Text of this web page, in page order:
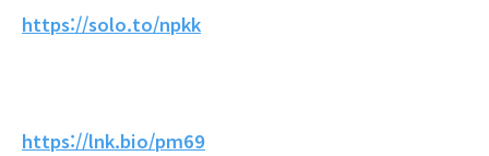
https://solo.to/npkk
https://lnk.bio/pm69